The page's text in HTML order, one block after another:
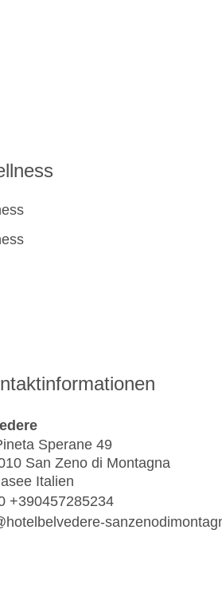
Sperane 49
San Zeno di Montagna
Italien
+390457285234